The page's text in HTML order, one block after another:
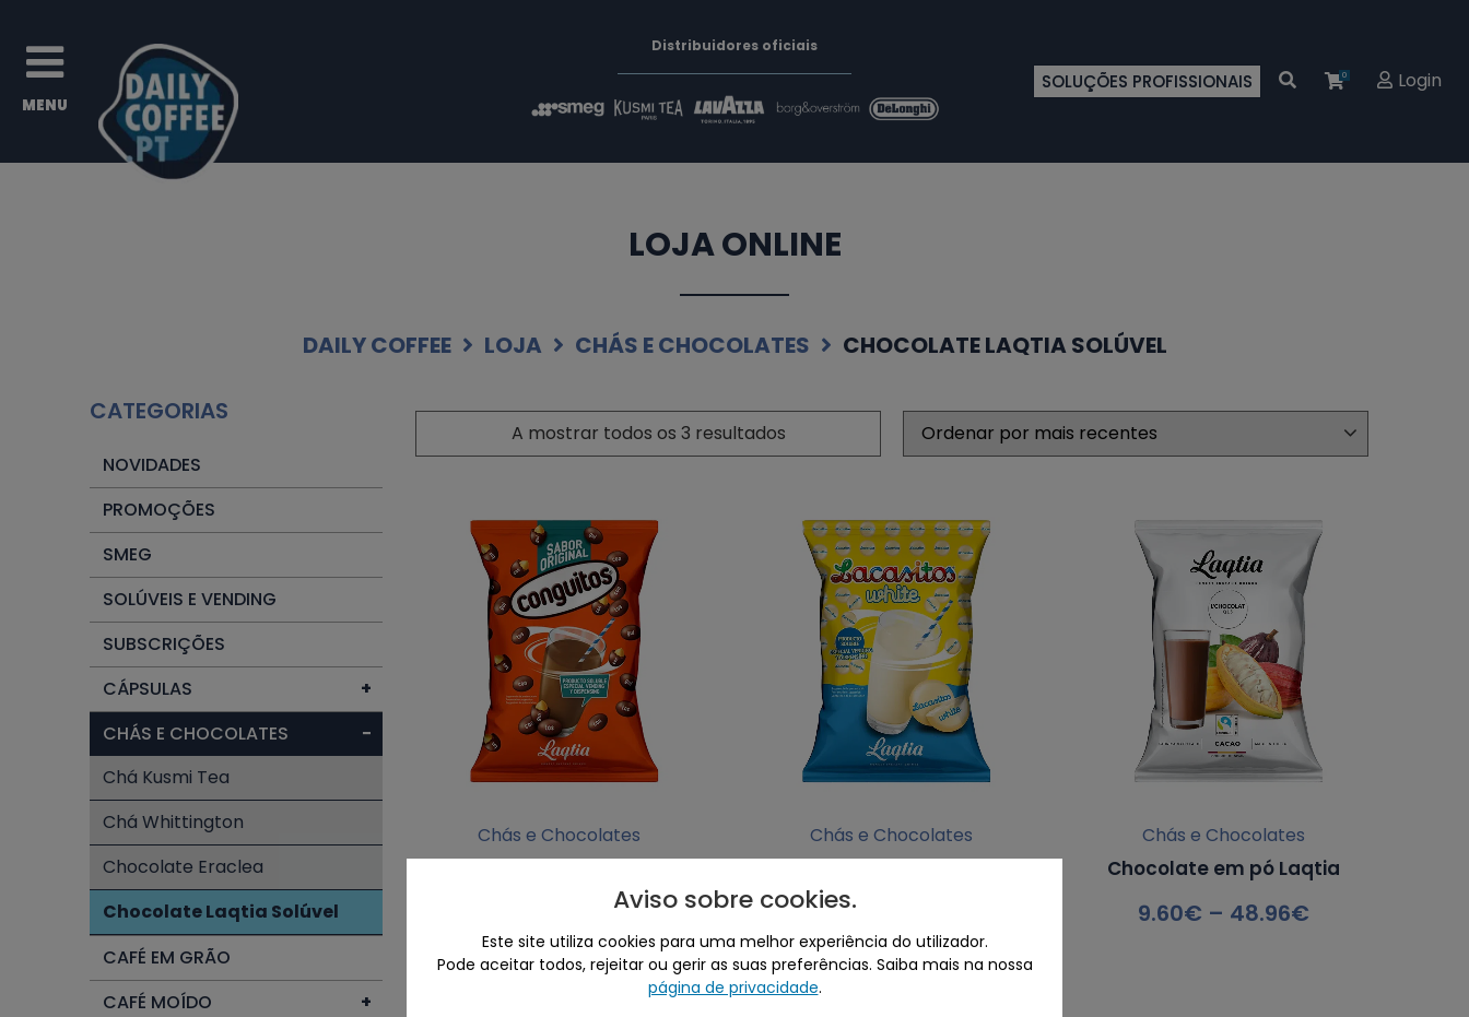
Distribuidores oficiais
SOLUÇÕES PROFISSIONAIS 0 Login
LOJA ONLINE
DAILY COFFEE LOJA CHÁS E CHOCOLATES CHOCOLATE LAQTIA SOLÚVEL
CATEGORIAS
NOVIDADES
PROMOÇÕES
SMEG
SOLÚVEIS E VENDING
SUBSCRIÇÕES
CÁPSULAS
+
CHÁS E CHOCOLATES
−
Chá Kusmi Tea
Chá Whittington
Chocolate Eraclea
Chocolate Laqtia Solúvel
CAFÉ EM GRÃO
CAFÉ MOÍDO
+
A mostrar todos os 3 resultados
Chás e Chocolates
15€
Chás e Chocolates
Lacasitos Laqtia
15€
Chás e Chocolates
Chocolate em pó Laqtia
9.60€ – 48.96€
Aviso sobre cookies.
Este site utiliza cookies para uma melhor experiência do utilizador.
Pode aceitar todos, rejeitar ou gerir as suas preferências. Saiba mais na nossa
página de privacidade.